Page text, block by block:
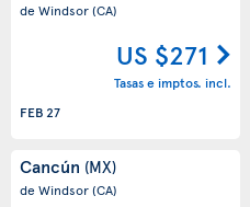
de Windsor(CA)
US $271
Tasas e imptos. incl.
FEB 27
Cancún (MX)
de Windsor(CA)